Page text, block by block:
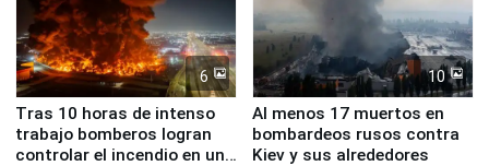
6
Tras 10 horas de intenso
trabajo bomberos logran
controlar el incendio en una
10
Al menos 17 muertos en
bombardeos rusos contra
Kiev y sus alrededores